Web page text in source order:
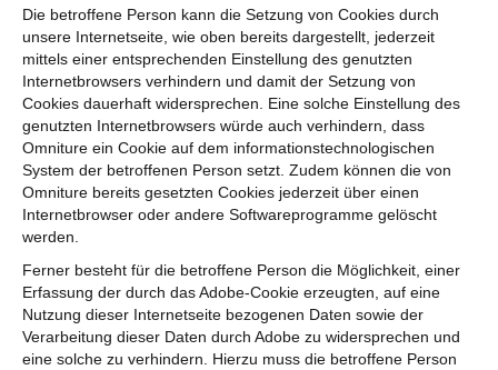
Die betroffene Person kann die Setzung von Cookies durch
unsere Internetseite, wie oben bereits dargestellt, jederzeit
mittels einer entsprechenden Einstellung des genutzten
Internetbrowsers verhindern und damit der Setzung von
Cookies dauerhaft widersprechen. Eine solche Einstellung des
genutzten Internetbrowsers würde auch verhindern, dass
Omniture ein Cookie auf dem informationstechnologischen
System der betroffenen Person setzt. Zudem können die von
Omniture bereits gesetzten Cookies jederzeit über einen
Internetbrowser oder andere Softwareprogramme gelöscht
werden.
Ferner besteht für die betroffene Person die Möglichkeit, einer
Erfassung der durch das Adobe-Cookie erzeugten, auf eine
Nutzung dieser Internetseite bezogenen Daten sowie der
Verarbeitung dieser Daten durch Adobe zu widersprechen und
eine solche zu verhindern. Hierzu muss die betroffene Person